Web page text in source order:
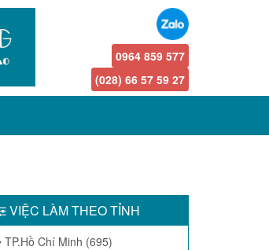
0964 859 577
(028) 66 57 59 27
VIỆC LÀM THEO TỈNH
TP.Hồ Chí Minh (695)